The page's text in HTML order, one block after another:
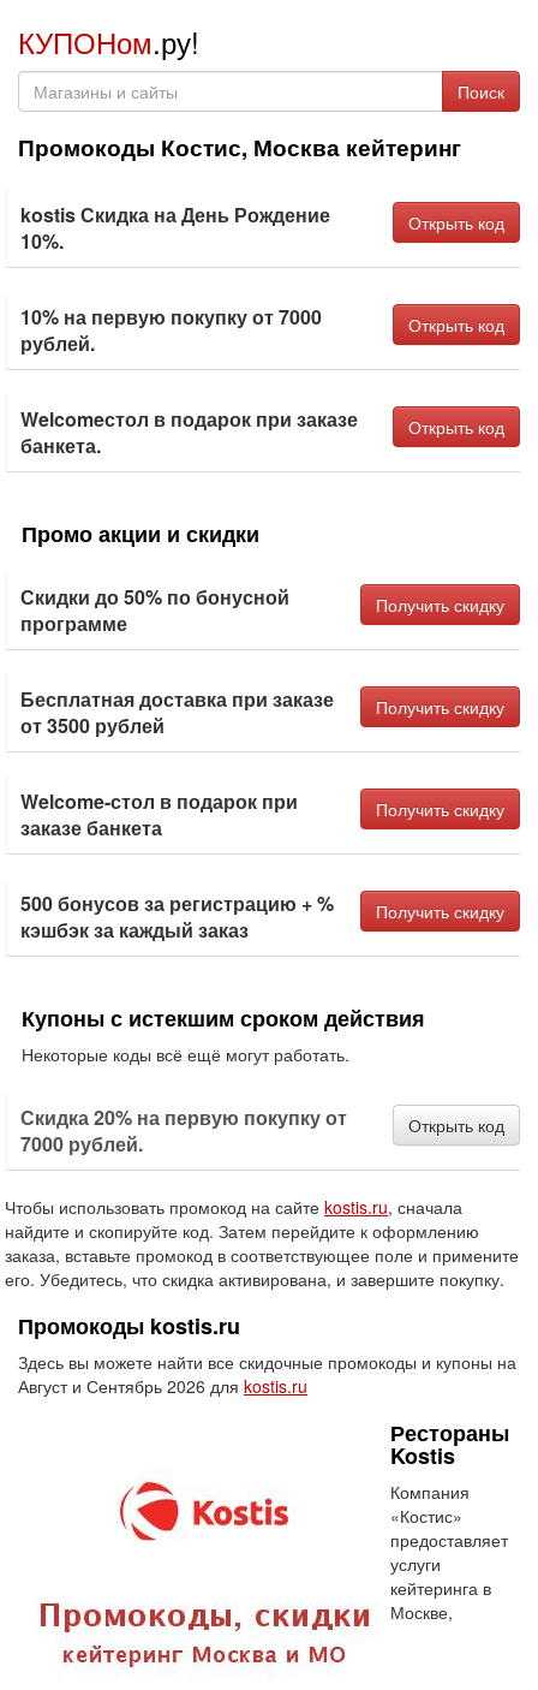
КУПОНом.ру!
Поиск
Промокоды Костис, Москва кейтеринг
kostis Скидка на День Рождение
10%.
Открыть код
10% на первую покупку от 7000
рублей.
Открыть код
Welcomeстол в подарок при заказе
банкета.
Открыть код
Промо акции и скидки
Скидки до 50% по бонусной
программе
Получить скидку
Бесплатная доставка при заказе
от 3500 рублей
Получить скидку
Welcome-стол в подарок при
заказе банкета
Получить скидку
500 бонусов за регистрацию + %
кэшбэк за каждый заказ
Получить скидку
Купоны с истекшим сроком действия
Некоторые коды всё ещё могут работать.
Скидка 20% на первую покупку от
7000 рублей.
Открыть код
Чтобы использовать промокод на сайте kostis.ru, сначала
найдите и скопируйте код. Затем перейдите к оформлению
заказа, вставьте промокод в соответствующее поле и примените
его. Убедитесь, что скидка активирована, и завершите покупку.
Промокоды kostis.ru
Здесь вы можете найти все скидочные промокоды и купоны на
Август и Сентябрь 2026 для kostis.ru
Рестораны
Kostis
Компания
«Костис»
предоставляет
услуги
кейтеринга в
Москве,